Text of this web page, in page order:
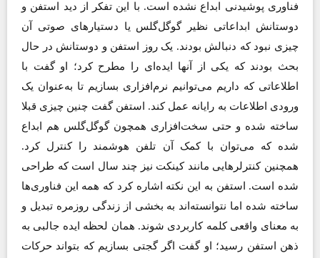
فناوری پوشیدنی ابداع نشده است. با این تفکر از دید استفن و
دوستانش ابداعاتی نظیر گوگل‌گلس یا دستیارهای صوتی آن
چیزی نبود که دنبالش بودند. یک روز استفن و دوستانش در حال
بحث بودند که یکی از آنها ایده‌ای را مطرح کرد؛ او گفت با
اطلاعاتی که داریم می‌توانیم نرم‌افزاری بسازیم تا به‌عنوان یک
ورودی اطلاعات به رایانه عمل کند. استفن گفت چنین چیزی قبلا
ساخته شده و حتی سخت‌افزاری همچون گوگل‌گلس هم ابداع
شده که می‌توان با کمک آن تلفن هوشمند را کنترل کرد.
همچنین کنترلرهایی مانند کینکت نیز چند سال است که طراحی
شده است. استفن به این نکته اشاره کرد که همه این فناوری‌ها
ساخته شده اما نتوانسته‌اند به بخشی از زندگی روزمره تبدیل و
به معنای واقعی کلمه کاربردی شوند. همان لحظه ایده جالبی به
ذهن استفن رسید؛ او گفت اگر گجتی بسازیم که بتواند حرکات